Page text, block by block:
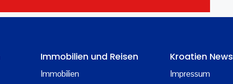
Immobilien und Reisen
Immobilien
Kroatien News
Impressum